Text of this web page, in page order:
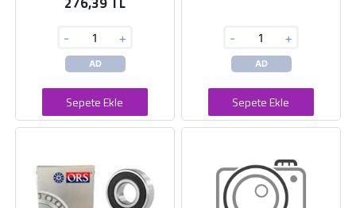
- +
AD
Sepete Ekle
- +
AD
Sepete Ekle